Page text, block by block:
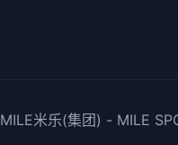
MILE米乐(集团) - MILE